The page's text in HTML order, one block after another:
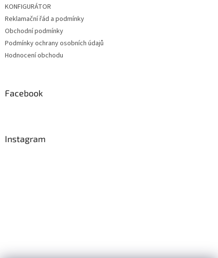
KONFIGURÁTOR
Reklamační řád a podmínky
Obchodní podmínky
Podmínky ochrany osobních údajů
Hodnocení obchodu
Facebook
Instagram